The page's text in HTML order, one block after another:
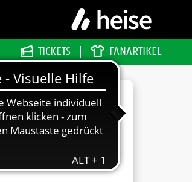
TICKETS FANARTIKEL